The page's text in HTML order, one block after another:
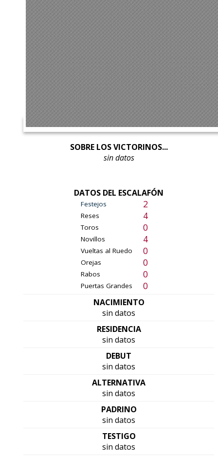
SOBRE LOS VICTORINOS...
sin datos
DATOS DEL ESCALAFÓN
Festejos 2
Reses 4
Toros 0
Novillos 4
Vueltas al Ruedo 0
Orejas 0
Rabos 0
Puertas Grandes 0
NACIMIENTO
sin datos
RESIDENCIA
sin datos
DEBUT
sin datos
ALTERNATIVA
sin datos
PADRINO
sin datos
TESTIGO
sin datos